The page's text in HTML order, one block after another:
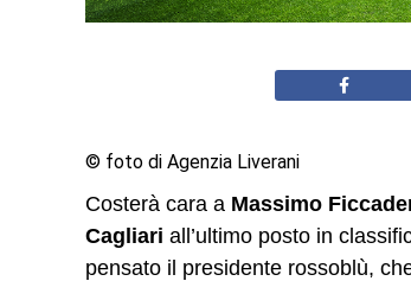
© foto di Agenzia Liverani
Costerà cara a Massimo
Cagliari all’ultimo posto in
pensato il presidente rossoblù,